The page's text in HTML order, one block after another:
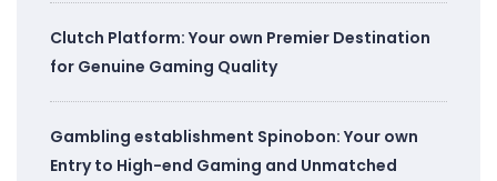
Clutch Platform: Your own Premier Destination
for Genuine Gaming Quality
Gambling establishment Spinobon: Your own
Entry to High-end Gaming and Unmatched